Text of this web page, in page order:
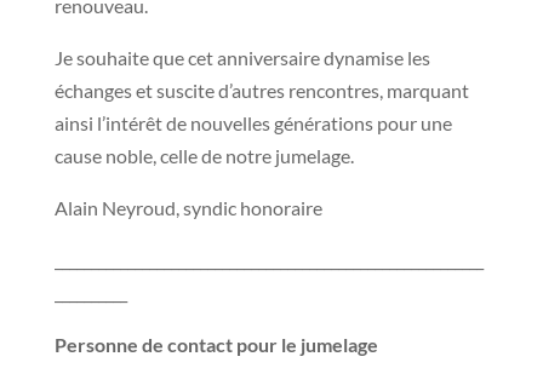
renouveau.
Je souhaite que cet anniversaire dynamise les
échanges et suscite d’autres rencontres, marquant
ainsi l’intérêt de nouvelles générations pour une
cause noble, celle de notre jumelage.
Alain Neyroud, syndic honoraire
Personne de contact pour le jumelage